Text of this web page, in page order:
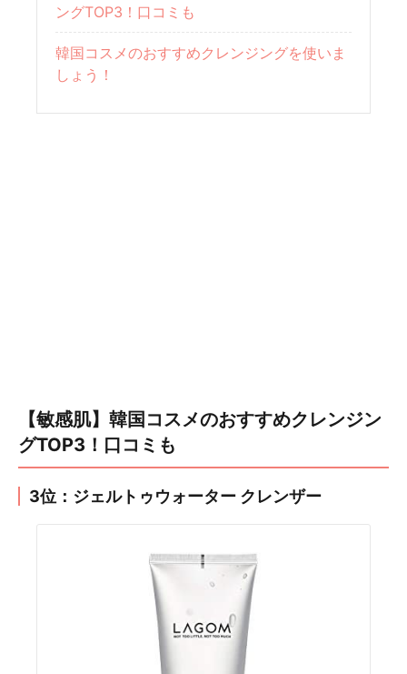
ングTOP3！口コミも
韓国コスメのおすすめクレンジングを使いま
しょう！
【敏感肌】韓国コスメのおすすめクレンジン
グTOP3！口コミも
3位：ジェルトゥウォーター クレンザー